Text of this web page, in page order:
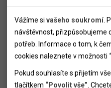
Informace
Novinky
Kolektivy
SUPER FIRST MINUTE
Informace k letním pobytům
Informace o letecké dopravě
Vážíme si vašeho soukromí .
návštěvnost, přizpůsobujeme
potřeb. Informace o tom, k
cookies naleznete v možnosti
Pokud souhlasíte s přijetím
tlačítkem “Povolit vše” .
Nutné cookies pomáhají, aby
tak, že umožní základní
přístup k zabezpečeným
stránka nemůže správně
Analytické cookies